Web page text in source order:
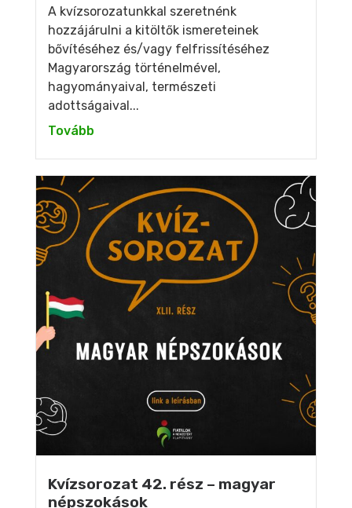
A kvízsorozatunkkal szeretnénk
hozzájárulni a kitöltők ismereteinek
bővítéséhez és/vagy felfrissítéséhez
Magyarország történelmével,
hagyományaival, természeti
adottságaival...
Tovább
Kvízsorozat 42. rész – magyar
népszokások